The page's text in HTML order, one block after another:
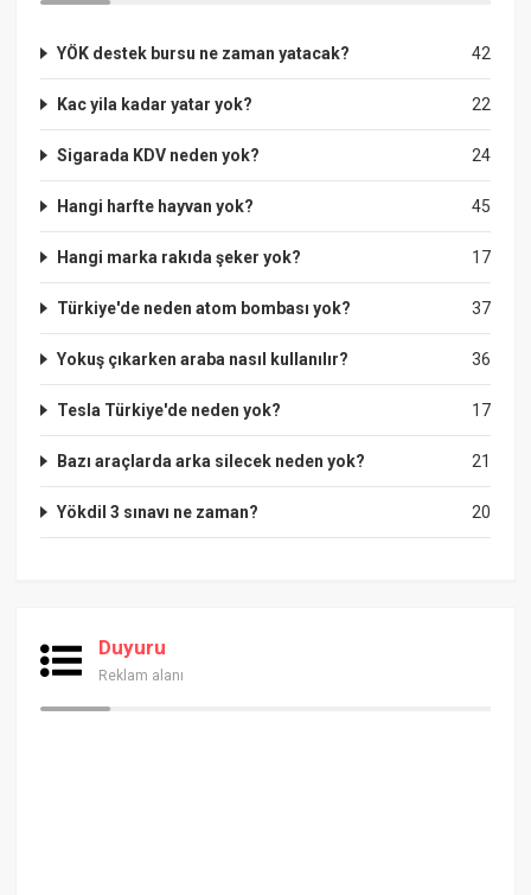
42
YÖK destek bursu ne zaman yatacak?
22
Kac yila kadar yatar yok?
24
Sigarada KDV neden yok?
45
Hangi harfte hayvan yok?
17
Hangi marka rakıda şeker yok?
37
Türkiye'de neden atom bombası yok?
36
Yokuş çıkarken araba nasıl kullanılır?
17
Tesla Türkiye'de neden yok?
21
Bazı araçlarda arka silecek neden yok?
20
Yökdil 3 sınavı ne zaman?
Duyuru
Reklam alanı